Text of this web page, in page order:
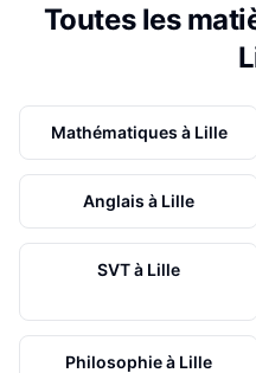
Toutes les
Mathématiques à Lille
Anglais à Lille
SVTà Lille
Philosophieà Lille